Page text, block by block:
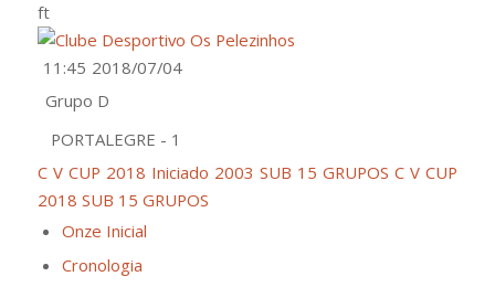
ft
2018/07/04
11:45
Grupo D
PORTALEGRE - 1
C V CUP 2018 Iniciado 2003 SUB 15 GRUPOS C V CUP
2018 SUB 15 GRUPOS
Onze Inicial
Cronologia